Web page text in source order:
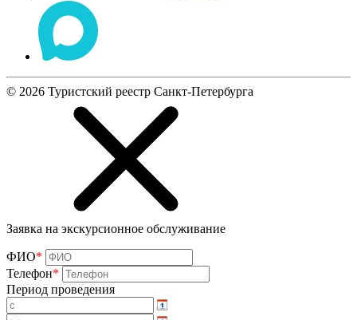
© 2026 Туристский реестр Санкт-Петербурга
Заявка на экскурсионное обслуживание
ФИО*
Телефон*
Период проведения